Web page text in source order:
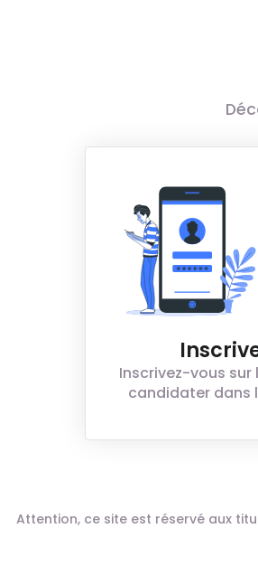
Inscrivez-vous
candidater dans
Attention, ce site est réservé aux